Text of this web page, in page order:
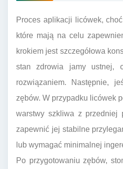
Proces aplikacji licówek,
które mają na celu
krokiem jest szczegółowa
stan zdrowia jamy ustnej,
rozwiązaniem. Następnie,
zębów. W przypadku licówek
warstwy szkliwa z przedniej
zapewnić jej stabilne
lub wymagać minimalnej
Po przygotowaniu zębów,